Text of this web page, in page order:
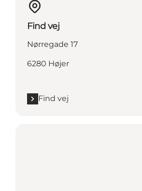
Find vej
Nørregade 17
6280 Højer
Find vej